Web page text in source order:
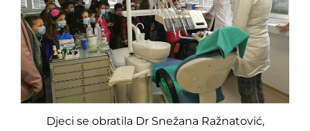
Djeci se obratila Dr Snežana Ražnatović,